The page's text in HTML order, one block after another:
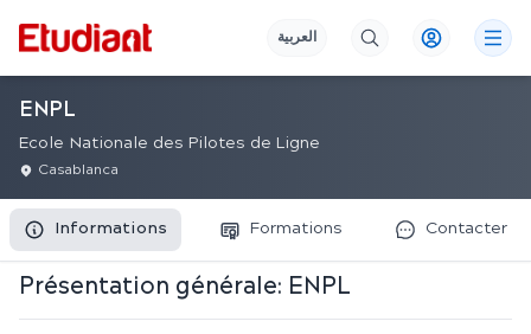
العربية
ENPL
Ecole Nationale des Pilotes de Ligne
Casablanca
Informations Formations Contacter
Présentation générale: ENPL